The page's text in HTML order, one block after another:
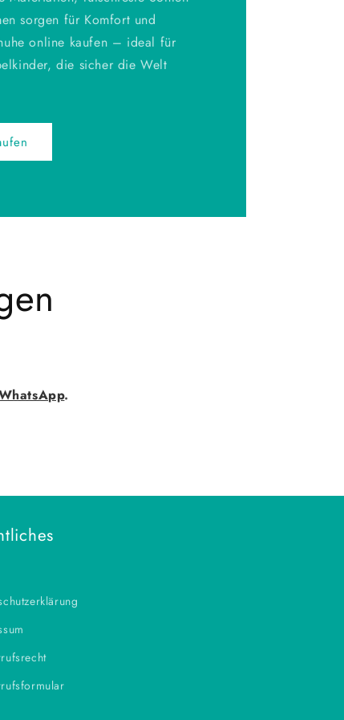
sorgen für Komfort und
online kaufen – ideal für
die sicher die Welt
.